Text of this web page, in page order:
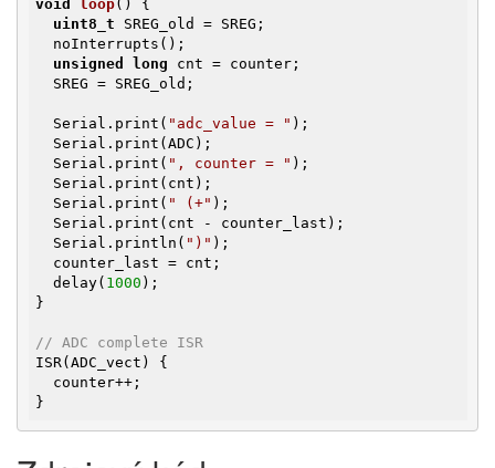
void loop()
{
uint8_t SREG_old = SREG;
unsigned
long cnt = counter;
  Serial.print(
"adc_value = " );
  Serial.print(
", counter = " );
  Serial.print(
" (+" );
  Serial.println(
")" );
  delay(
1000 );
}
// ADC complete ISR
ISR(ADC_vect) {
}